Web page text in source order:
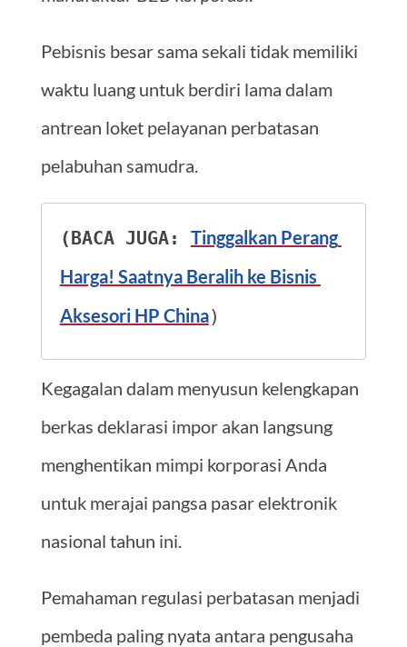
Pebisnis besar sama sekali tidak memiliki
waktu luang untuk berdiri lama dalam
antrean loket pelayanan perbatasan
pelabuhan samudra.
(BACA JUGA: Tinggalkan Perang
Harga! Saatnya Beralih ke Bisnis
Aksesori HP China)
Kegagalan dalam menyusun kelengkapan
berkas deklarasi impor akan langsung
menghentikan mimpi korporasi Anda
untuk merajai pangsa pasar elektronik
nasional tahun ini.
Pemahaman regulasi perbatasan menjadi
pembeda paling nyata antara pengusaha